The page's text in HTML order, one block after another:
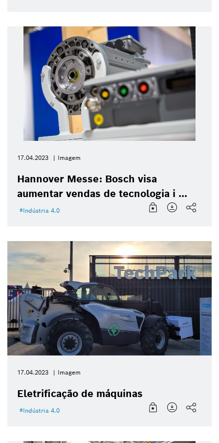
17.04.2023 Imagem
Hannover Messe: Bosch visa
aumentar vendas de tecnologia i ...
Indústria 4.0
17.04.2023 Imagem
Eletrificação de máquinas
Indústria 4.0